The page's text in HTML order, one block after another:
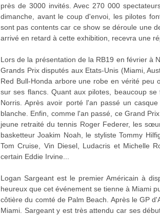
près de 3000 invités. Avec 270 000
dimanche, avant le coup d'envoi, les pilotes
sont pas contents car ce show se déroule une
arrivé en retard à cette exhibition, recevra une
Lors de la présentation de la RB19 en février à
Grands Prix disputés aux Etats-Unis (Miami,
Red Bull-Honda arbore une robe en vérité peu
sur ses flancs. Quant aux pilotes, beaucoup
Norris. Après avoir porté l'an passé un
blanche. Enfin, comme l'an passé, ce Grand
jeune retraité du tennis Roger Federer, les
basketteur Joakim Noah, le styliste Tommy
Tom Cruise, Vin Diesel, Ludacris et Michelle
certain Eddie Irvine...
Logan Sargeant est le premier Américain à
heureux que cet événement se tienne à Miami
côtière du comté de Palm Beach. Après le GP
Miami. Sargeant y est très attendu car ses